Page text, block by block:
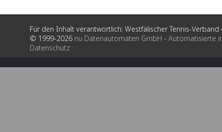
Für den Inhalt verantwortlich: Westfälischer Tennis-Verband
© 1999-2026 nu Datenautomaten GmbH - Automatisierte
Datenschutz